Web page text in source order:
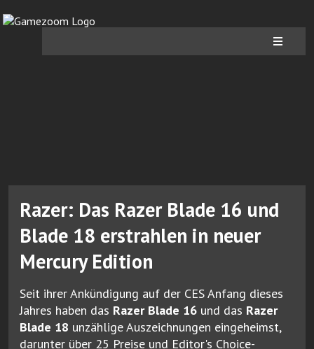
Razer: Das Razer Blade 16 und
Blade 18 erstrahlen in neuer
Mercury Edition
Seit ihrer Ankündigung auf der CES Anfang dieses
Jahres haben das Razer Blade 16 und das Razer
Blade 18 unzählige Auszeichnungen eingeheimst,
darunter über 25 Preise und Editor's Choice-